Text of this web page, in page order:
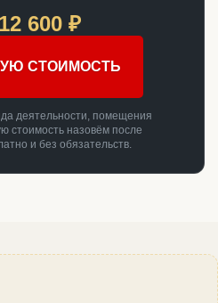
12 600 ₽
СТОИМОСТЬ
деятельности, помещения
стоимость назовём после
и без обязательств.